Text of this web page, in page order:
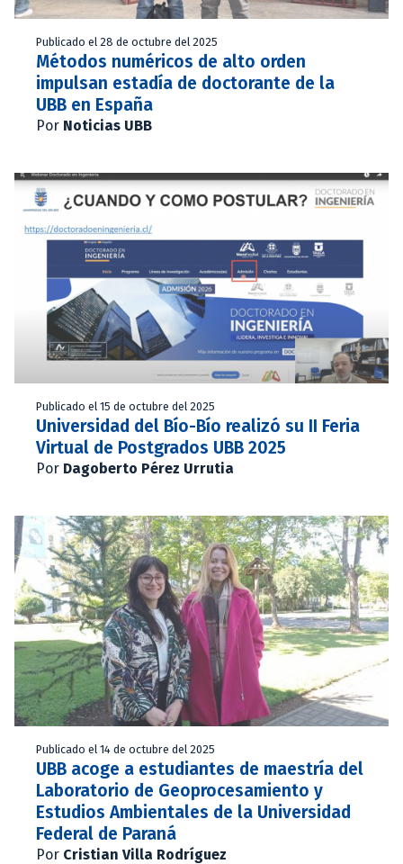
Publicado el 28 de octubre del 2025
Métodos numéricos de alto orden
impulsan estadía de doctorante de la
UBB en España
Por Noticias UBB
Publicado el 15 de octubre del 2025
Universidad del Bío-Bío realizó su II Feria
Virtual de Postgrados UBB 2025
Por Dagoberto Pérez Urrutia
Publicado el 14 de octubre del 2025
UBB acoge a estudiantes de maestría del
Laboratorio de Geoprocesamiento y
Estudios Ambientales de la Universidad
Federal de Paraná
Por Cristian Villa Rodríguez